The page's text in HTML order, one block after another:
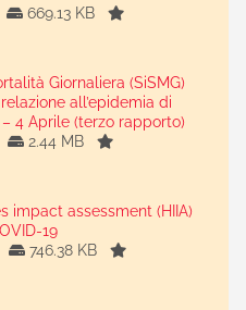
669.13 KB
Giornaliera (SiSMG)
all’epidemia di
4 Aprile (terzo rapporto)
2.44 MB
impact assessment (HIIA)
19
746.38 KB